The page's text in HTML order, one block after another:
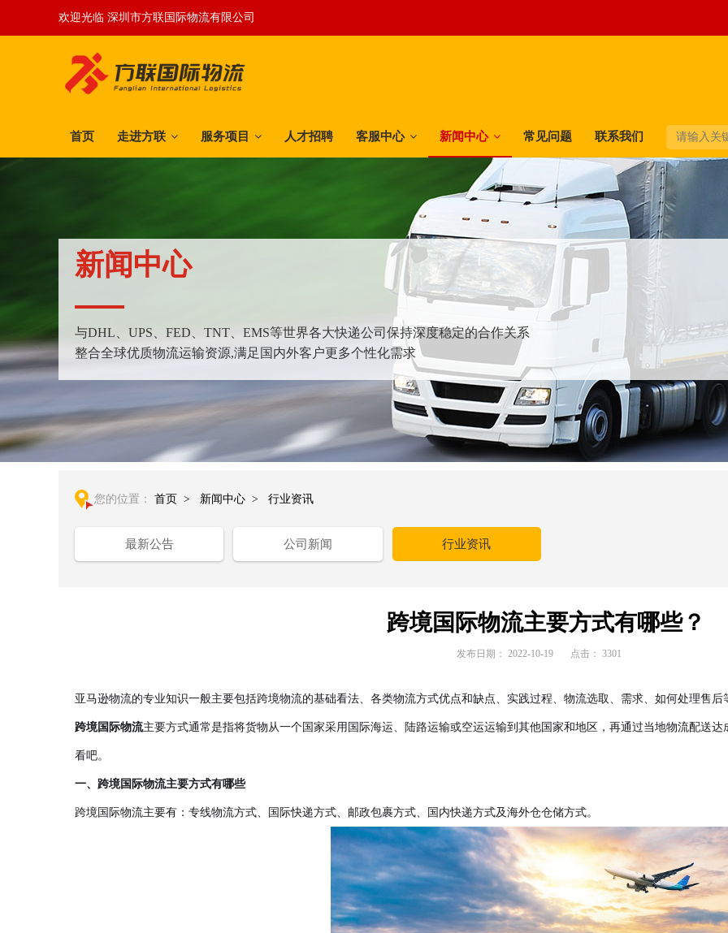
欢迎光临 深圳市方联国际物流有限公司
首页 走进方联 服务项目 人才招聘 客服中心 新闻中心 常见问题 联系我们
新闻中心
与DHL、UPS、FED、TNT、EMS等世界各大快递公司保持深度稳定的合作关系
整合全球优质物流运输资源,满足国内外客户更多个性化需求
您的位置： 首页 > 新闻中心 > 行业资讯
最新公告 公司新闻 行业资讯
跨境国际物流主要方式有哪些？
发布日期： 2022-10-19 点击： 3301
亚马逊物流的专业知识一般主要包括跨境物流的基础看法、各类物流方式优点和缺点、实践过程、物流选取、需求、如何处理售
跨境国际物流主要方式通常是指将货物从一个国家采用国际海运、陆路运输或空运运输到其他国家和地区，再通过当地物流配送
看吧。
一、跨境国际物流主要方式有哪些
跨境国际物流主要有：专线物流方式、国际快递方式、邮政包裹方式、国内快递方式及海外仓仓储方式。